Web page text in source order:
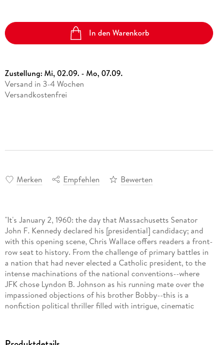
In den Warenkorb
Zustellung:Mi, 02.09. - Mo, 07.09.
Versand in 3-4 Wochen
Versandkostenfrei
Merken Empfehlen Bewerten
"It's January 2, 1960: the day that Massachusetts Senator
John F. Kennedy declared his [presidential] candidacy; and
with this opening scene, Chris Wallace offers readers a front-
row seat to history. From the challenge of primary battles in
a nation that had never elected a Catholic president, to the
intense machinations of the national conventions--where
JFK chose Lyndon B. Johnson as his running mate over the
impassioned objections of his brother Bobby--this is a
nonfiction political thriller filled with intrigue, cinematic
behind-the-scenes details"--